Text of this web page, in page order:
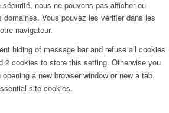
nous ne pouvons pas afficher ou
domaines. Vous pouvez les vérifier dans les
navigateur.
hiding of message bar and refuse all cookies
2 cookies to store this setting. Otherwise you
a new browser window or new a tab.
site cookies.